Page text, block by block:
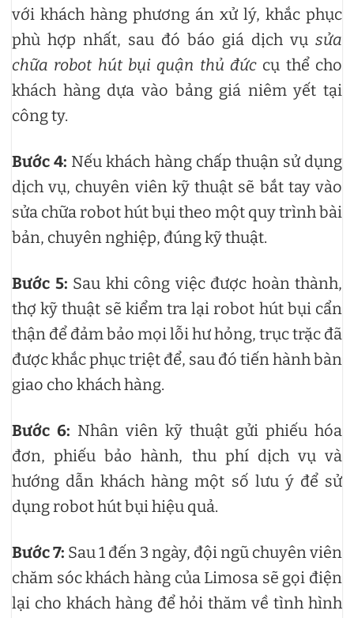
với khách hàng phương án xử lý, khắc phục
phù hợp nhất, sau đó báo giá dịch vụ sửa
chữa robot hút bụi quận thủ đức cụ thể cho
khách hàng dựa vào bảng giá niêm yết tại
công ty.
Bước 4: Nếu khách hàng chấp thuận sử dụng
dịch vụ, chuyên viên kỹ thuật sẽ bắt tay vào
sửa chữa robot hút bụi theo một quy trình bài
bản, chuyên nghiệp, đúng kỹ thuật.
Bước 5: Sau khi công việc được hoàn thành,
thợ kỹ thuật sẽ kiểm tra lại robot hút bụi cẩn
thận để đảm bảo mọi lỗi hư hỏng, trục trặc đã
được khắc phục triệt để, sau đó tiến hành bàn
giao cho khách hàng.
Bước 6: Nhân viên kỹ thuật gửi phiếu hóa
đơn, phiếu bảo hành, thu phí dịch vụ và
hướng dẫn khách hàng một số lưu ý để sử
dụng robot hút bụi hiệu quả.
Bước 7: Sau 1 đến 3 ngày, đội ngũ chuyên viên
chăm sóc khách hàng của Limosa sẽ gọi điện
lại cho khách hàng để hỏi thăm về tình hình